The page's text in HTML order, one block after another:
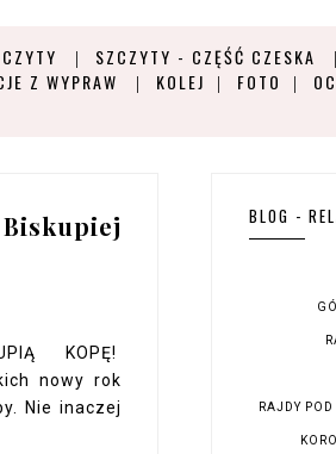
SZCZYTY - CZĘŚĆ CZESKA
Z WYPRAW KOLEJ FOTO
KOPĘ!
nowy rok
Nie inaczej
BLOG -
RAJDY